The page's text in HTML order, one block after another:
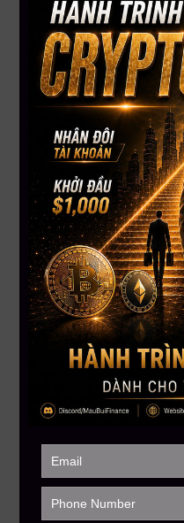
khi ra mắt.
Bitcoin xuất hiện tín
chuyên gia kỳ vọng sóng
Chỉ báo MVRV của Bitcoin
các chu kỳ tăng mạnh
định vùng $60,000 có thể
Bitcoin đang chuẩn bị cho
Nhiều dự báo hiện đặt
$250,000 nếu dòng tiền
Tóm lại:
Dòng tiền toàn cầu vẫn
bất chấp áp lực từ giá dầu,
trị. Thị trường hiện phản
nhiều hơn là nỗi sợ ngắn hạn.
Nguồn: Tổng hợp
——————–
MAU BUI FINANCE – Với
toàn cầu hiểu biết hơn về
Hotline: +1-530-500-
MauBuiFinance.com
https://